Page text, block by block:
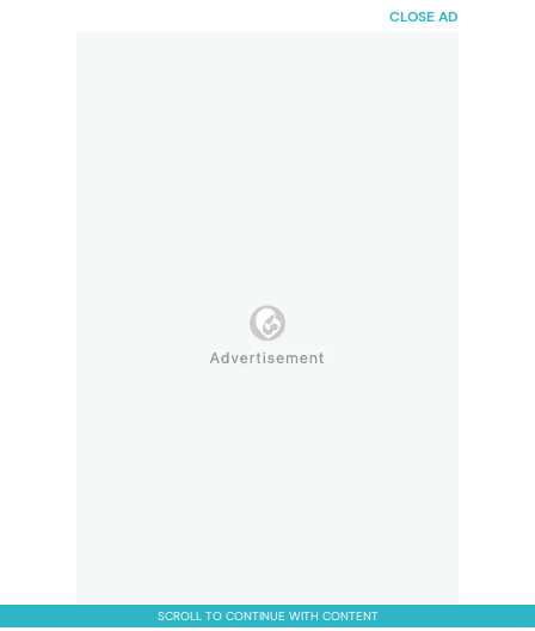
CLOSE AD
SCROLL TO CONTINUE WITH CONTENT